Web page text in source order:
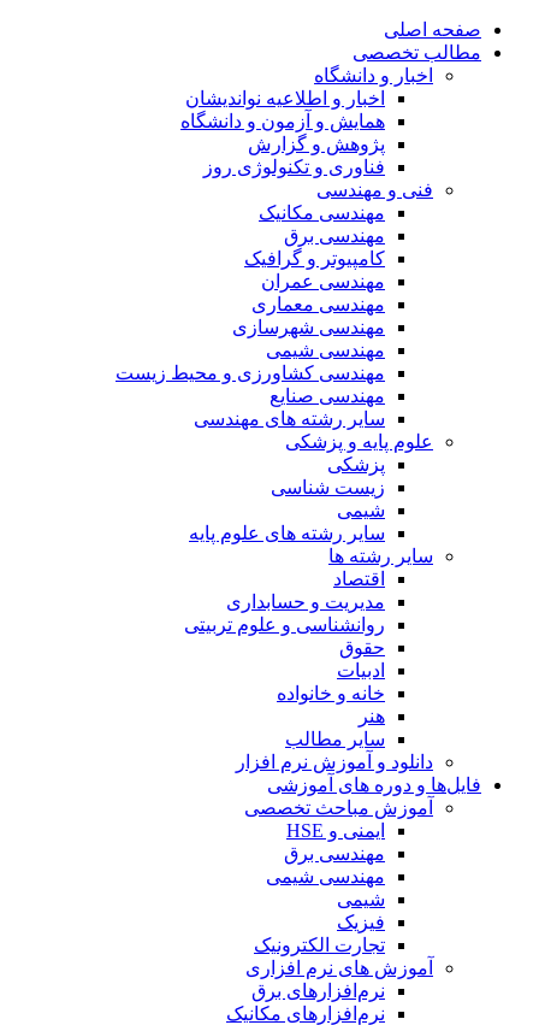
صفحه اصلی
مطالب تخصصی
اخبار و دانشگاه
اخبار و اطلاعیه نواندیشان
همایش و آزمون و دانشگاه
پژوهش و گزارش
فناوری و تکنولوژی روز
فنی و مهندسی
مهندسی مکانیک
مهندسی برق
کامپیوتر و گرافیک
مهندسی عمران
مهندسی معماری
مهندسی شهرسازی
مهندسی شیمی
مهندسی کشاورزی و محیط زیست
مهندسی صنایع
سایر رشته های مهندسی
علوم پایه و پزشکی
پزشکی
زیست شناسی
شیمی
سایر رشته های علوم پایه
سایر رشته ها
اقتصاد
مدیریت و حسابداری
روانشناسی و علوم تربیتی
حقوق
ادبیات
خانه و خانواده
هنر
سایر مطالب
دانلود و آموزش نرم افزار
فایل‌ها و دوره های آموزشی
آموزش مباحث تخصصی
ایمنی و HSE
مهندسی برق
مهندسی شیمی
شیمی
فیزیک
تجارت الکترونیک
آموزش های نرم افزاری
نرم‌افزارهای برق
نرم‌افزارهای مکانیک